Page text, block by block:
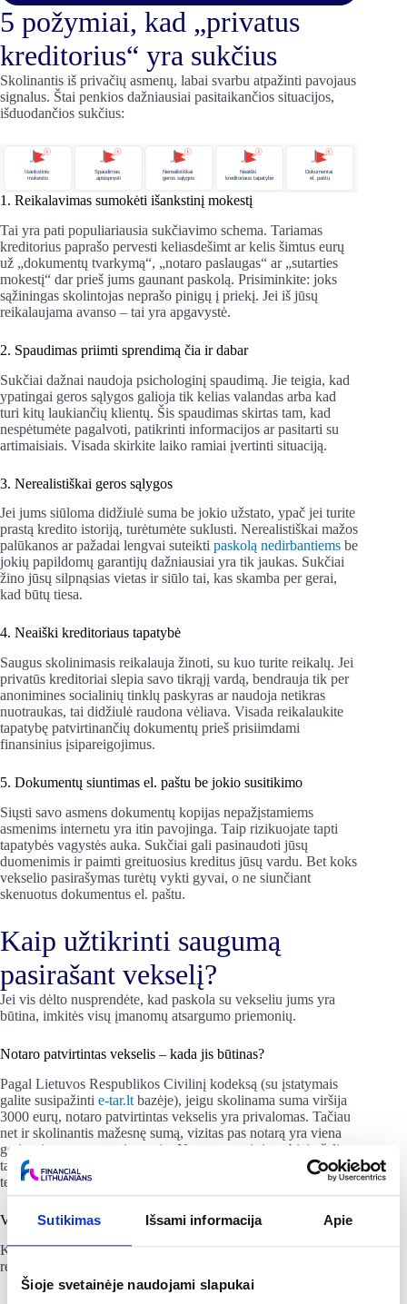
Sutikimas Išsami informacija Apie
Šioje svetainėje naudojami slapukai
5 požymiai, kad „privatus
kreditorius“ yra sukčius
Skolinantis iš privačių asmenų, labai svarbu atpažinti pavojaus
signalus. Štai penkios dažniausiai pasitaikančios situacijos,
išduodančios sukčius:
1. Reikalavimas sumokėti išankstinį mokestį
Tai yra pati populiariausia sukčiavimo schema. Tariamas
kreditorius paprašo pervesti keliasdešimt ar kelis šimtus eurų
už „dokumentų tvarkymą“, „notaro paslaugas“ ar „sutarties
mokestį“ dar prieš jums gaunant paskolą. Prisiminkite: joks
sąžiningas skolintojas neprašo pinigų į priekį. Jei iš jūsų
reikalaujama avanso – tai yra apgavystė.
2. Spaudimas priimti sprendimą čia ir dabar
Sukčiai dažnai naudoja psichologinį spaudimą. Jie teigia, kad
ypatingai geros sąlygos galioja tik kelias valandas arba kad
turi kitų laukiančių klientų. Šis spaudimas skirtas tam, kad
nespėtumėte pagalvoti, patikrinti informacijos ar pasitarti su
artimaisiais. Visada skirkite laiko ramiai įvertinti situaciją.
3. Nerealistiškai geros sąlygos
Jei jums siūloma didžiulė suma be jokio užstato, ypač jei turite
prastą kredito istoriją, turėtumėte suklusti. Nerealistiškai mažos
palūkanos ar pažadai lengvai suteikti paskolą nedirbantiems be
jokių papildomų garantijų dažniausiai yra tik jaukas. Sukčiai
žino jūsų silpnąsias vietas ir siūlo tai, kas skamba per gerai,
kad būtų tiesa.
4. Neaiški kreditoriaus tapatybė
Saugus skolinimasis reikalauja žinoti, su kuo turite reikalų. Jei
privatūs kreditoriai slepia savo tikrąjį vardą, bendrauja tik per
anonimines socialinių tinklų paskyras ar naudoja netikras
nuotraukas, tai didžiulė raudona vėliava. Visada reikalaukite
tapatybę patvirtinančių dokumentų prieš prisiimdami
finansinius įsipareigojimus.
5. Dokumentų siuntimas el. paštu be jokio susitikimo
Siųsti savo asmens dokumentų kopijas nepažįstamiems
asmenims internetu yra itin pavojinga. Taip rizikuojate tapti
tapatybės vagystės auka. Sukčiai gali pasinaudoti jūsų
duomenimis ir paimti greituosius kreditus jūsų vardu. Bet koks
vekselio pasirašymas turėtų vykti gyvai, o ne siunčiant
skenuotus dokumentus el. paštu.
Kaip užtikrinti saugumą
pasirašant vekselį?
Jei vis dėlto nusprendėte, kad paskola su vekseliu jums yra
būtina, imkitės visų įmanomų atsargumo priemonių.
Notaro patvirtintas vekselis – kada jis būtinas?
Pagal Lietuvos Respublikos Civilinį kodeksą (su įstatymais
galite susipažinti e-tar.lt bazėje), jeigu skolinama suma viršija
3000 eurų, notaro patvirtintas vekselis yra privalomas. Tačiau
net ir skolinantis mažesnę sumą, vizitas pas notarą yra viena
geriausių apsaugos priemonių. Notaras patvirtina abiejų šalių
tapatybes ir užtikrina, kad sandoris yra savanoriškas bei
teisėtas.
Vekselio turinio svarba
Kad dokumentas galiotų, jame privalo būti nurodyti privalomi
rekvizitai. Pagrindiniai iš jų: